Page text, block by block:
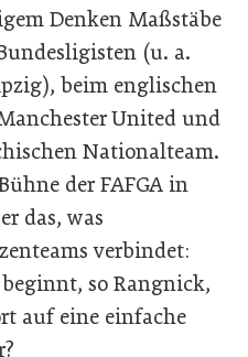
Denken Maßstäbe
(u. a.
beim englischen
United und
Nationalteam.
der FAFGA in
das, was
verbindet:
so Rangnick,
auf eine einfache